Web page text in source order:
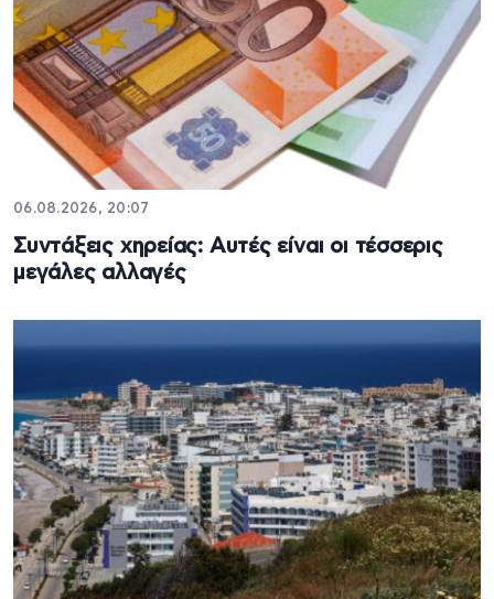
06.08.2026, 20:07
Συντάξεις χηρείας: Αυτές είναι οι τέσσερις
μεγάλες αλλαγές